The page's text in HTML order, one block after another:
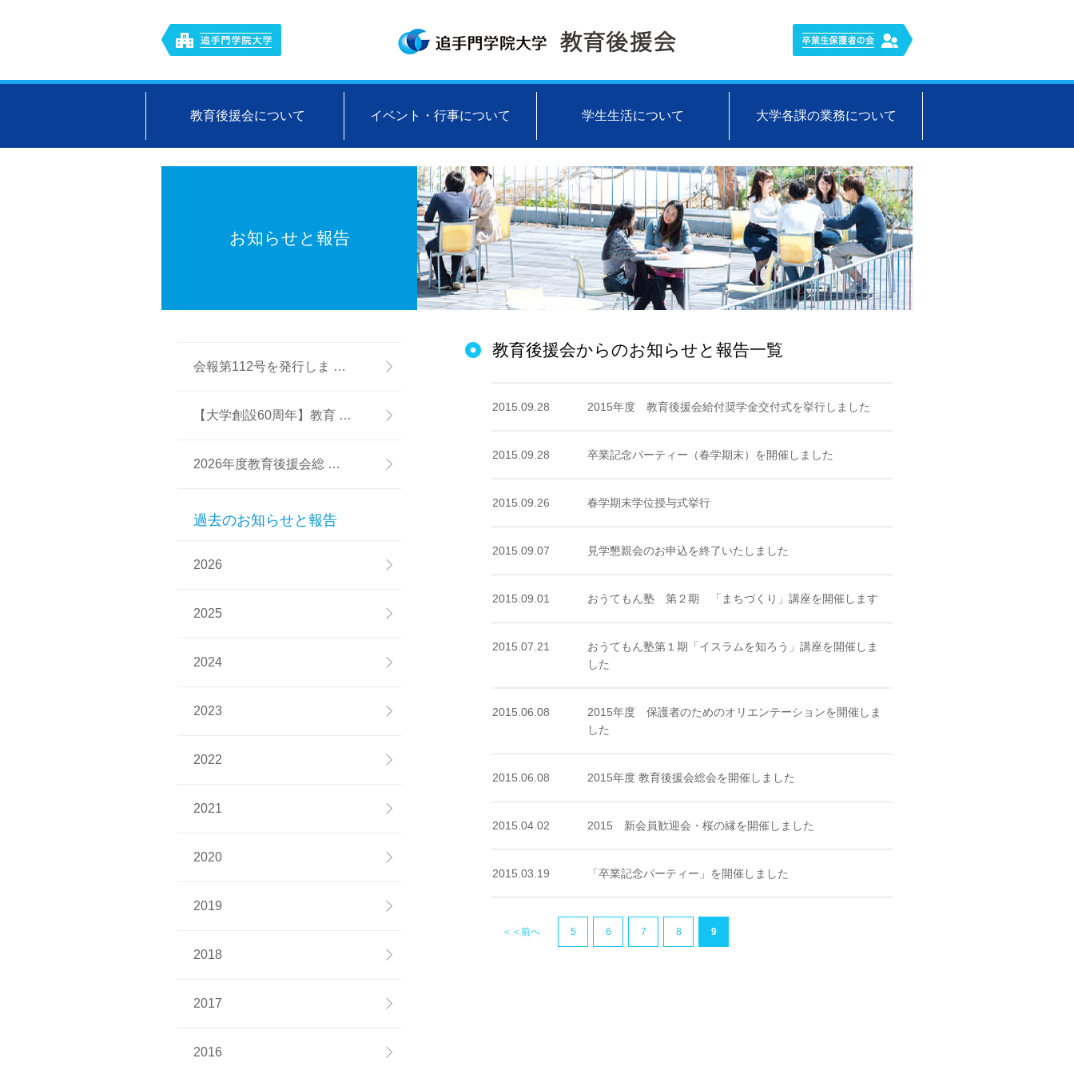
教育後援会について イベント・行事について 学生生活について 大学各課の業務について
お知らせと報告
教育後援会からのお知らせと報告一覧
2015.09.28 2015年度 教育後援会給付奨学金交付式を挙行しました
2015.09.28 卒業記念パーティー（春学期末）を開催しました
2015.09.26 春学期末学位授与式挙行
2015.09.07 見学懇親会のお申込を終了いたしました
2015.09.01 おうてもん塾 第２期 「まちづくり」講座を開催します
2015.07.21
おうてもん塾第１期「イスラムを知ろう」講座を開催しま
した
2015.06.08
2015年度 保護者のためのオリエンテーションを開催しま
した
2015.06.08 2015年度 教育後援会総会を開催しました
2015.04.02 2015 新会員歓迎会・桜の縁を開催しました
2015.03.19 「卒業記念パーティー」を開催しました
＜＜前へ 5 6 7 8 9
会報第112号を発行しま …
【大学創設60周年】教育 …
2026年度教育後援会総 …
過去のお知らせと報告
2026
2025
2024
2023
2022
2021
2020
2019
2018
2017
2016